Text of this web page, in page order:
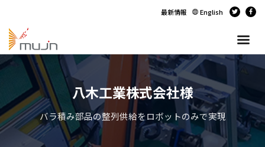
最新情報 English
八木工業株式会社様
バラ積み部品の整列供給をロボットのみで実現